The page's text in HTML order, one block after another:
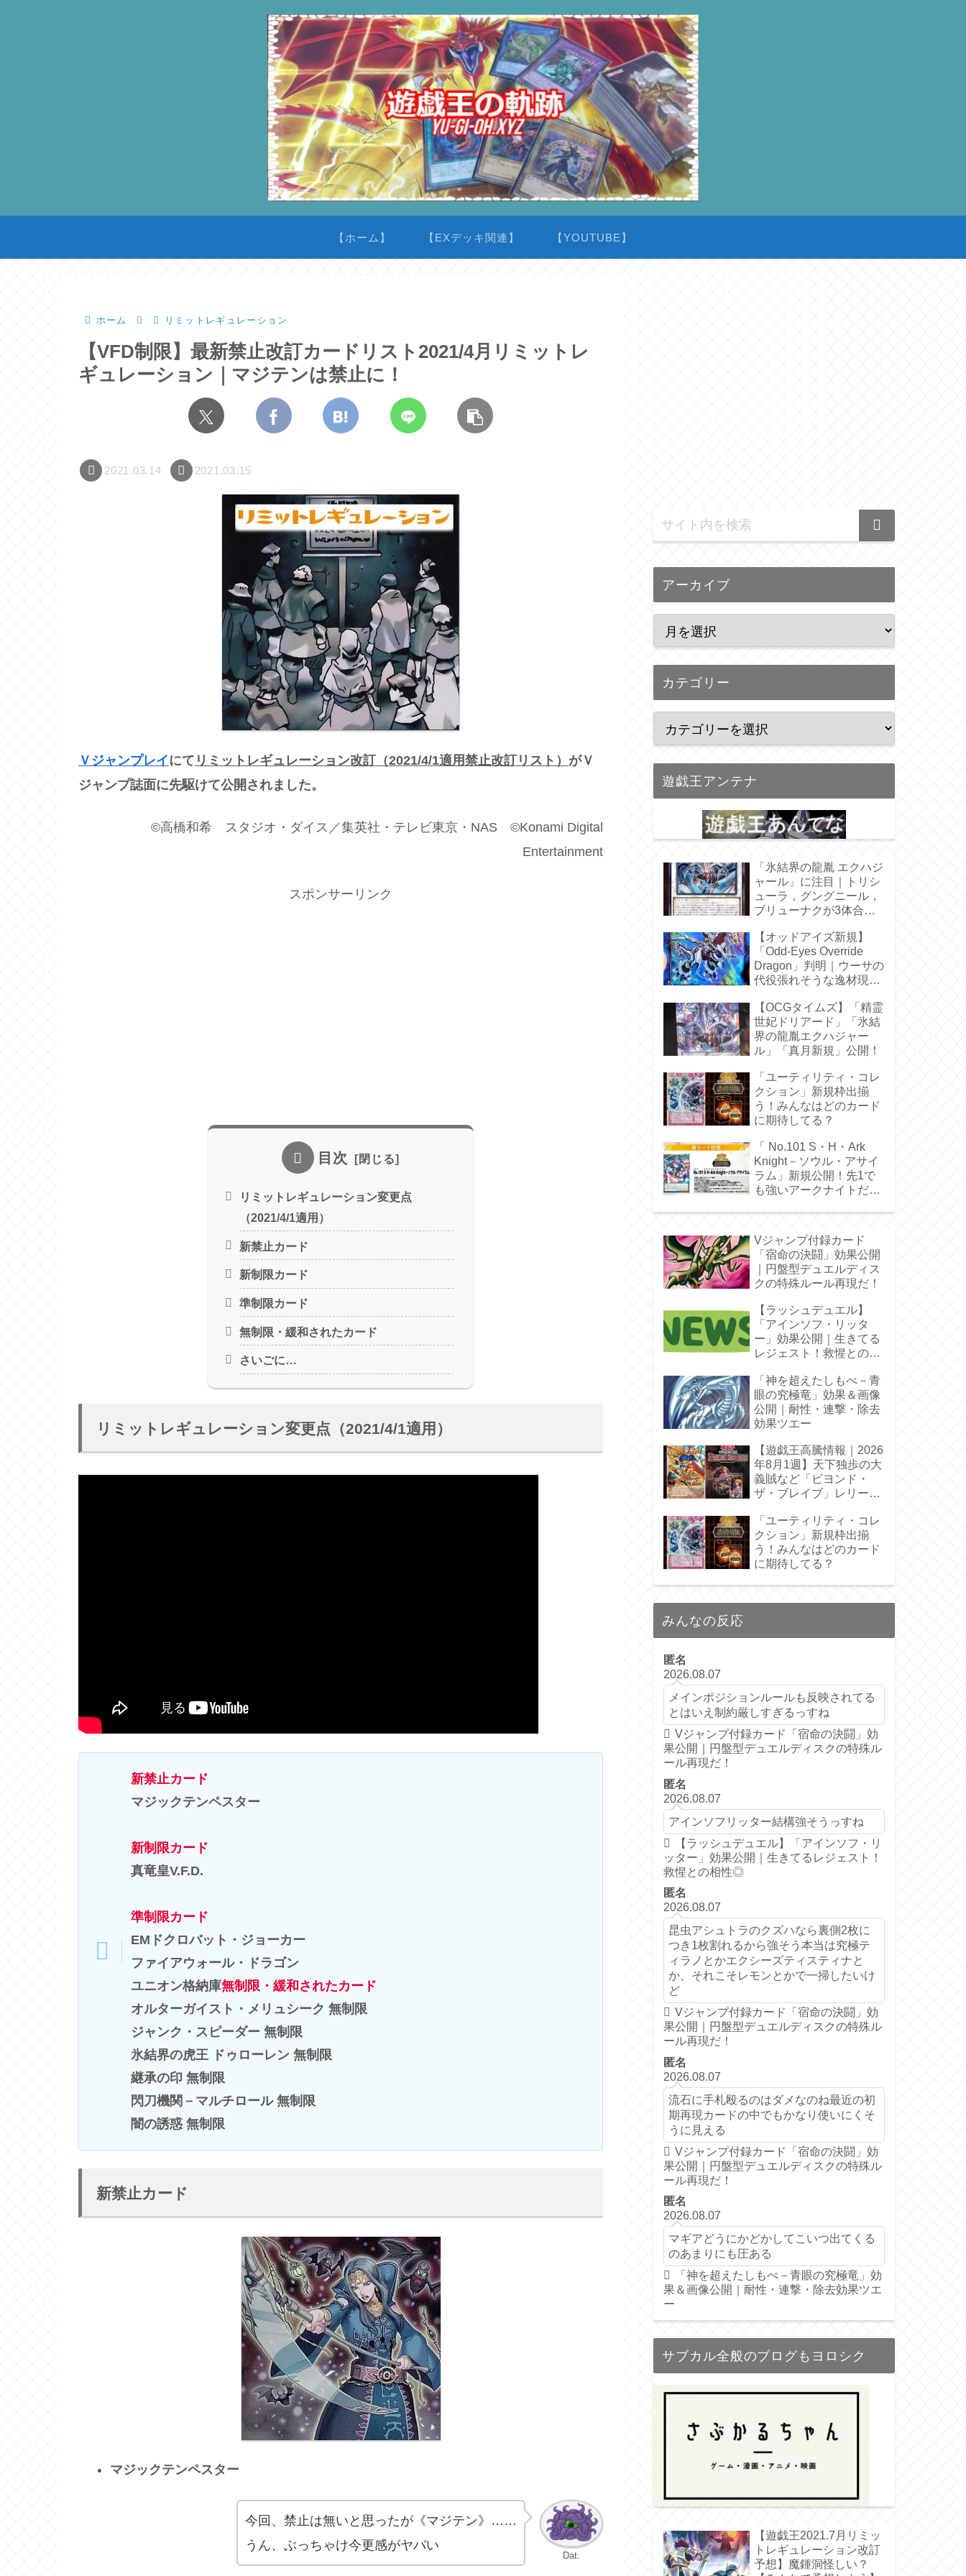
【ホーム】 【EXデッキ関連】 【YOUTUBE】
ホーム リミットレギュレーション
【VFD制限】最新禁止改訂カードリスト2021/4月リミットレ
ギュレーション｜マジテンは禁止に！
2021.03.14 2021.03.15
Ｖジャンプレイにて リミットレギュレーション改訂（2021/4/1適用禁止改訂リスト） がＶ
ジャンプ誌面に先駆けて公開されました。
©高橋和希 スタジオ・ダイス／集英社・テレビ東京・NAS ©Konami Digital
Entertainment
スポンサーリンク
目次
リミットレギュレーション変更点
（2021/4/1適用）
新禁止カード
新制限カード
準制限カード
無制限・緩和されたカード
さいごに…
リミットレギュレーション変更点（2021/4/1適用）
新禁止カード
マジックテンペスター
新制限カード
真竜皇V.F.D.
準制限カード
EMドクロバット・ジョーカー
ファイアウォール・ドラゴン
ユニオン格納庫無制限・緩和されたカード
オルターガイスト・メリュシーク 無制限
ジャンク・スピーダー 無制限
氷結界の虎王 ドゥローレン 無制限
継承の印 無制限
閃刀機関－マルチロール 無制限
闇の誘惑 無制限
新禁止カード
マジックテンペスター
Dat.
今回、禁止は無いと思ったが《マジテン》……
うん、ぶっちゃけ今更感がヤバい
アーカイブ
カテゴリー
遊戯王アンテナ
「氷結界の龍胤 エクハジ
ャール」に注目｜トリシ
ューラ，グングニール，
ブリューナクが3体合
【オッドアイズ新規】
「Odd-Eyes Override
Dragon」判明｜ウーサの
代役張れそうな逸材現
【OCGタイムズ】「精霊
世妃ドリアード」「氷結
界の龍胤エクハジャー
ル」「真月新規」公開！
「ユーティリティ・コレ
クション」新規枠出揃
う！みんなはどのカード
に期待してる？
「 No.101 S・H・Ark
Knight－ソウル・アサイ
ラム」新規公開！先1で
も強いアークナイトだ
Vジャンプ付録カード
「宿命の決闘」効果公開
｜円盤型デュエルディス
クの特殊ルール再現だ！
【ラッシュデュエル】
「アインソフ・リッタ
ー」効果公開｜生きてる
レジェスト！救惺との相
「神を超えたしもべ－青
眼の究極竜」効果＆画像
公開｜耐性・連撃・除去
効果ツエー
【遊戯王高騰情報｜2026
年8月1週】天下独歩の大
義賊など「ビヨンド・
ザ・ブレイブ」レリーフ
「ユーティリティ・コレ
クション」新規枠出揃
う！みんなはどのカード
に期待してる？
みんなの反応
匿名
2026.08.07
メインポジションルールも反映されてる
とはいえ制約厳しすぎるっすね
Vジャンプ付録カード「宿命の決闘」効
果公開｜円盤型デュエルディスクの特殊ル
ール再現だ！
匿名
2026.08.07
アインソフリッター結構強そうっすね
【ラッシュデュエル】「アインソフ・リ
ッター」効果公開｜生きてるレジェスト！
救惺との相性◎
匿名
2026.08.07
昆虫アシュトラのクズハなら裏側2枚に
つき1枚割れるから強そう本当は究極テ
ィラノとかエクシーズティスティナと
か、それこそレモンとかで一掃したいけ
ど
Vジャンプ付録カード「宿命の決闘」効
果公開｜円盤型デュエルディスクの特殊ル
ール再現だ！
匿名
2026.08.07
流石に手札殴るのはダメなのね最近の初
期再現カードの中でもかなり使いにくそ
うに見える
Vジャンプ付録カード「宿命の決闘」効
果公開｜円盤型デュエルディスクの特殊ル
ール再現だ！
匿名
2026.08.07
マギアどうにかどかしてこいつ出てくる
のあまりにも圧ある
「神を超えたしもべ－青眼の究極竜」効
果＆画像公開｜耐性・連撃・除去効果ツエ
ー
サブカル全般のブログもヨロシク
【遊戯王2021.7月リミッ
トレギュレーション改訂
予想】魔鍾洞怪しい？